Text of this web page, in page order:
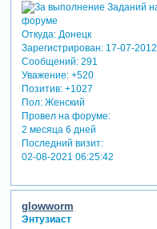
Откуда:Донецк
Зарегистрирован: 17-07-2012
Сообщений:291
Уважение: +520
Позитив: +1027
Пол:Женский
Провел на форуме:
2 месяца 6 дней
Последний визит:
02-08-2021 06:25:42
glowworm
Энтузиаст